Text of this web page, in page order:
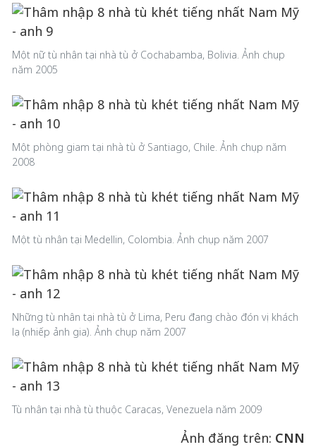
Một nữ tù nhân tại nhà tù ở Cochabamba, Bolivia. Ảnh chụp
năm 2005
Một phòng giam tại nhà tù ở Santiago, Chile. Ảnh chụp năm
2008
Một tù nhân tại Medellin, Colombia. Ảnh chụp năm 2007
Những tù nhân tại nhà tù ở Lima, Peru đang chào đón vị khách
lạ (nhiếp ảnh gia). Ảnh chụp năm 2007
Tù nhân tại nhà tù thuộc Caracas, Venezuela năm 2009
Ảnh đăng trên: CNN